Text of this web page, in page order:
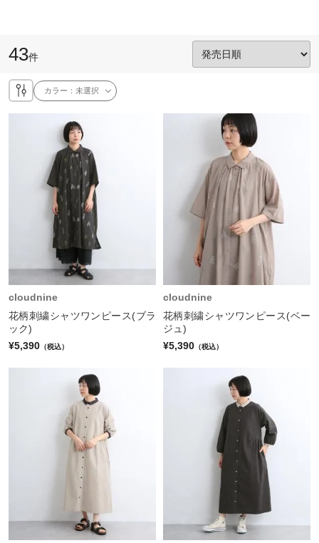
43件
カラー：未選択
cloudnine
花柄刺繍シャツワンピース(ブラ
ック)
¥5,390 （税込）
cloudnine
花柄刺繍シャツワンピース(ベー
ジュ)
¥5,390 （税込）